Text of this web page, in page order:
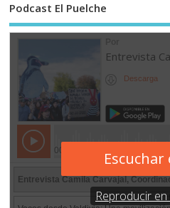
Podcast El Puelche